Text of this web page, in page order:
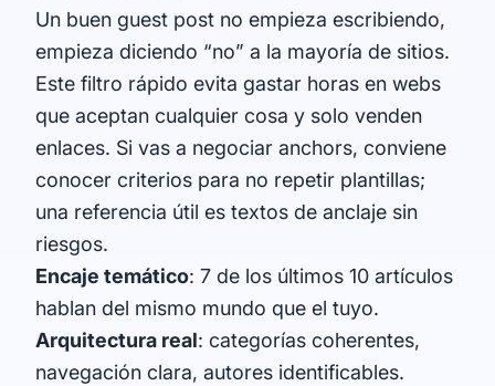
Un buen guest post no empieza escribiendo,
empieza diciendo “no” a la mayoría de sitios.
Este filtro rápido evita gastar horas en webs
que aceptan cualquier cosa y solo venden
enlaces. Si vas a negociar anchors, conviene
conocer criterios para no repetir plantillas;
una referencia útil es textos de anclaje sin
riesgos.
Encaje temático: 7 de los últimos 10 artículos
hablan del mismo mundo que el tuyo.
Arquitectura real: categorías coherentes,
navegación clara, autores identificables.